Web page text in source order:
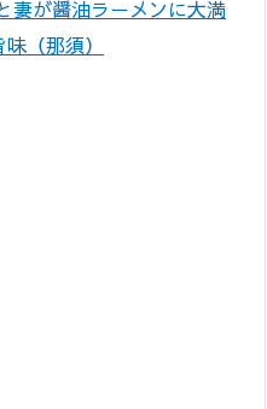
妻が醤油ラーメンに大満
（那須）